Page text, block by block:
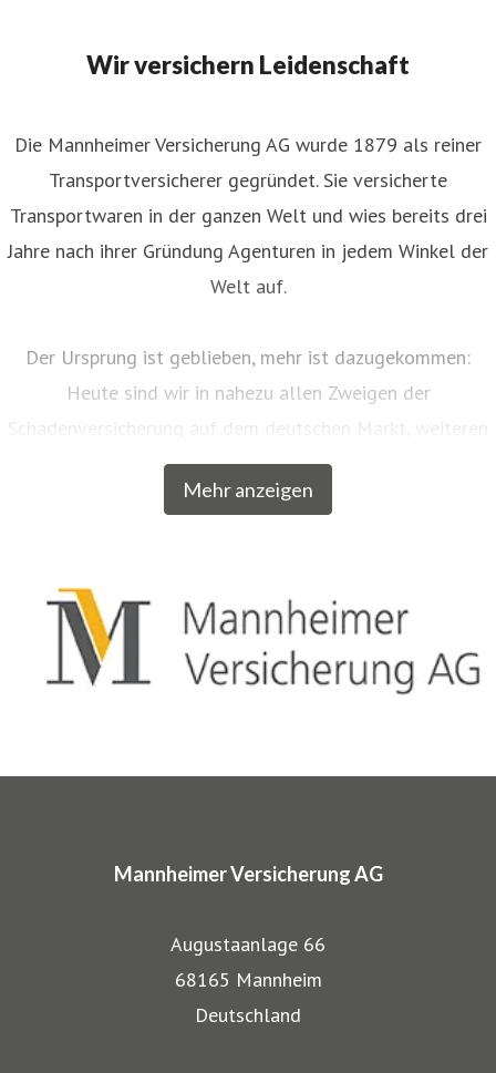
Wir versichern Leidenschaft
Mehr anzeigen
Die Mannheimer Versicherung AG wurde 1879 als reiner
Transportversicherer gegründet. Sie versicherte
Transportwaren in der ganzen Welt und wies bereits drei
Jahre nach ihrer Gründung Agenturen in jedem Winkel der
Welt auf.
Der Ursprung ist geblieben, mehr ist dazugekommen:
Heute sind wir in nahezu allen Zweigen der
Schadenversicherung auf dem deutschen Markt, weiteren
EU-Ländern und der Schweiz aktiv. Neben unserem
Breitengeschäft sind wir am Markt als Versicherer von
gewerblichen Bereich anerkannt. Beispielsweise
entwickelten wir für Musiker, Galeristen und Juweliere
komplette Absicherungspakete. Diese tragen
gut wieder: Gerade, wenn wertvolle Gegenstände wie
bestehen besondere Gefahren. Die Mitarbeiter der
Mannheimer bieten dafür nicht nur optimalen
Versicherungsschutz, sondern beraten auch in allen
Mannheimer Versicherung AG
Augustaanlage 66
68165 Mannheim
Deutschland